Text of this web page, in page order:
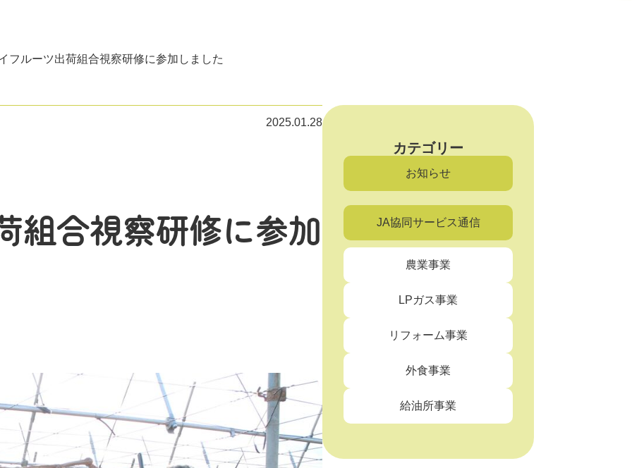
フルーツ出荷組合視察研修に参加しました
2025.01.28
組合視察研修に参加
カテゴリー
お知らせ
JA協同サービス通信
農業事業
LPガス事業
リフォーム事業
外食事業
給油所事業